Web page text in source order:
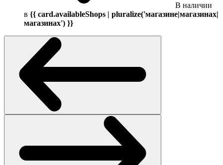
В наличии
в {{ card.availableShops | pluralize('магазине|магазинах|
магазинах') }}